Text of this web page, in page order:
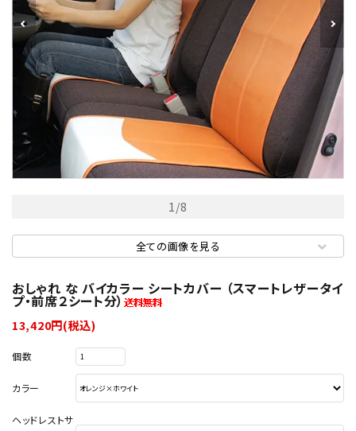
1/8
全ての画像を見る
おしゃれ な バイカラー シートカバー （スマートレザータイ
プ・前席２シート分）
13,420円(税込)
個数
カラー
ヘッドレストサ